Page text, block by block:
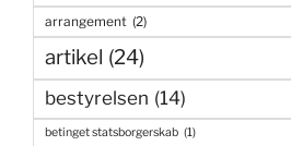
arrangement (2)
artikel (24)
bestyrelsen (14)
betinget statsborgerskab (1)